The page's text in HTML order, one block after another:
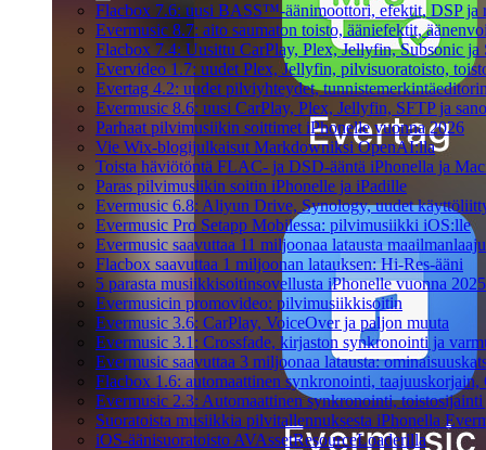
Flacbox 7.6: uusi BASS™-äänimoottori, efektit, DSP ja
Evermusic 8.7: aito saumaton toisto, ääniefektit,
Flacbox 7.4: Uusittu CarPlay, Plex, Jellyfin, Subsonic ja
Evervideo 1.7: uudet Plex, Jellyfin, pilvisuoratoisto,
Evertag 4.2: uudet pilviyhteydet,
Evermusic 8.6: uusi CarPlay, Plex, Jellyfin, SFTP ja
Parhaat pilvimusiikin soittimet iPhonelle vuonna 2026
Vie Wix-blogijulkaisut Markdowniksi OpenAI:lla
Toista häviötöntä FLAC- ja DSD-ääntä iPhonella ja
Paras pilvimusiikin soitin iPhonelle ja iPadille
Evermusic 6.8: Aliyun Drive, Synology, uudet
Evermusic Pro Setapp Mobilessa: pilvimusiikki iOS:lle
Evermusic saavuttaa 11 miljoonaa latausta
Flacbox saavuttaa 1 miljoonan latauksen: Hi-Res-ääni
5 parasta musiikkisoitinsovellusta iPhonelle vuonna 2025
Evermusicin promovideo: pilvimusiikkisoitin
Evermusic 3.6: CarPlay, VoiceOver ja paljon muuta
Evermusic 3.1: Crossfade, kirjaston synkronointi ja
Evermusic saavuttaa 3 miljoonaa latausta:
Flacbox 1.6: automaattinen synkronointi,
Evermusic 2.3: Automaattinen synkronointi, toistosijainti
Suoratoista musiikkia pilvitallennuksesta iPhonella
iOS-äänisuoratoisto AVAssetResourceLoaderilla